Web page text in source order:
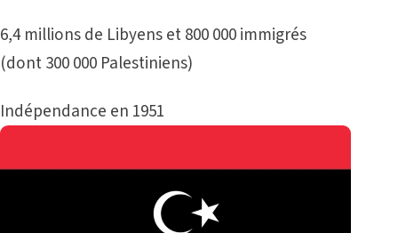
6,4 millions de Libyens et 800 000 immigrés
(dont 300 000 Palestiniens)
Indépendance en 1951